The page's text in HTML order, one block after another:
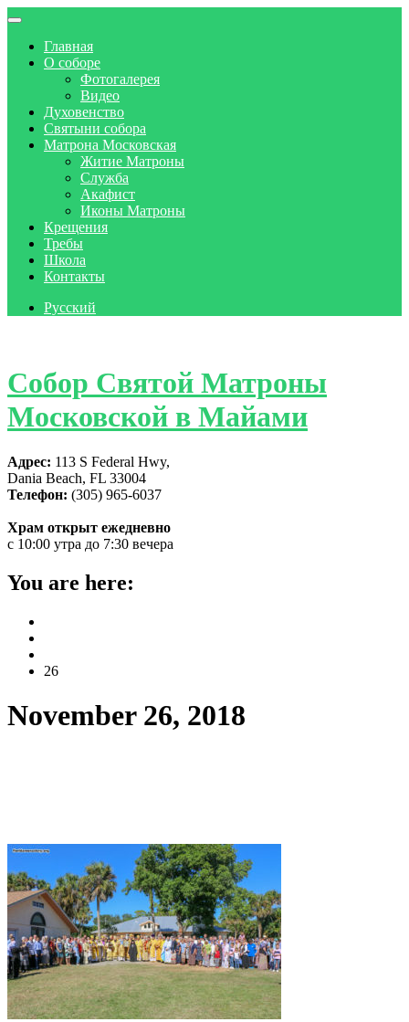
Главная
О соборе
Фотогалерея
Видео
Духовенство
Святыни собора
Матрона Московская
Житие Матроны
Служба
Акафист
Иконы Матроны
Крещения
Требы
Школа
Контакты
Русский
Собор Святой Матроны
Московской в Майами
Адрес: 113 S Federal Hwy,
Dania Beach, FL 33004
Телефон: (305) 965-6037
Храм открыт ежедневно
с 10:00 утра до 7:30 вечера
You are here:
26
November 26, 2018